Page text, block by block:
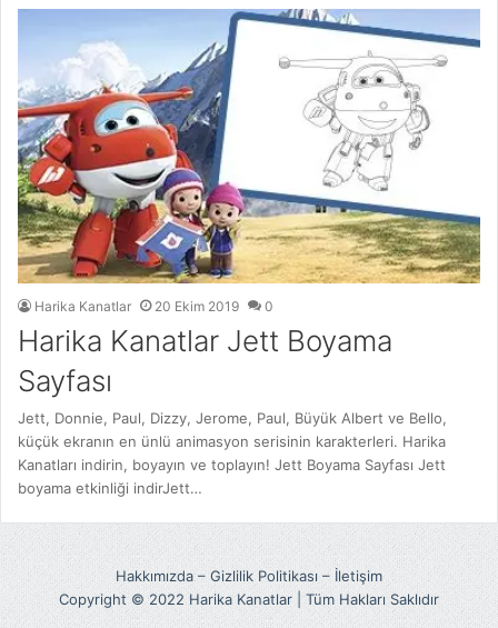
Harika Kanatlar 20 Ekim 2019 0
Harika Kanatlar Jett Boyama
Sayfası
Jett, Donnie, Paul, Dizzy, Jerome, Paul, Büyük Albert ve Bello,
küçük ekranın en ünlü animasyon serisinin karakterleri. Harika
Kanatları indirin, boyayın ve toplayın! Jett Boyama Sayfası Jett
boyama etkinliği indirJett…
Hakkımızda– Gizlilik Politikası– İletişim
Copyright © 2022 Harika Kanatlar | Tüm Hakları Saklıdır